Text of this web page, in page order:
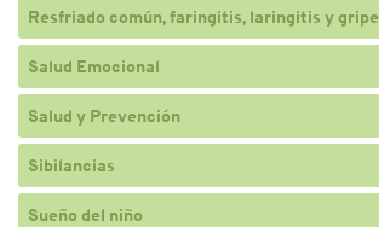
Resfriado común, faringitis, laringitis y gripe
Salud Emocional
Salud y Prevención
Sibilancias
Sueño del niño